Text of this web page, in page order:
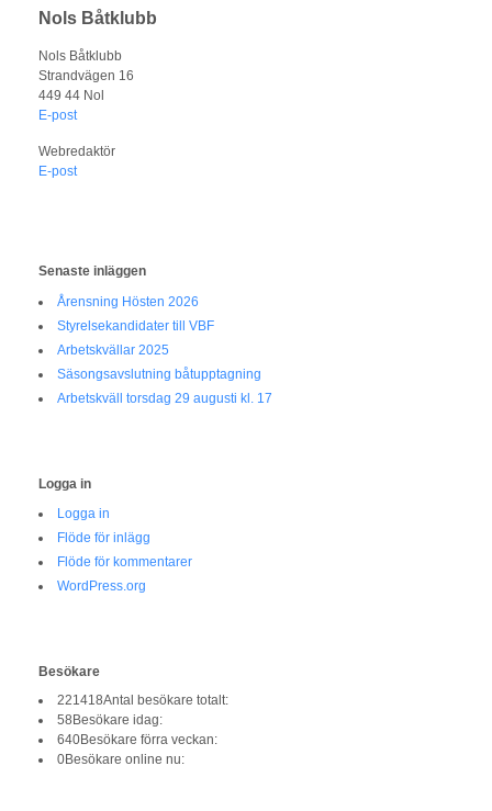
Nols Båtklubb
Nols Båtklubb
Strandvägen 16
449 44 Nol
E-post
Webredaktör
E-post
Senaste inläggen
Årensning Hösten 2026
Styrelsekandidater till VBF
Arbetskvällar 2025
Säsongsavslutning båtupptagning
Arbetskväll torsdag 29 augusti kl. 17
Logga in
Logga in
Flöde för inlägg
Flöde för kommentarer
WordPress.org
Besökare
221418Antal besökare totalt:
58Besökare idag:
640Besökare förra veckan:
0Besökare online nu: